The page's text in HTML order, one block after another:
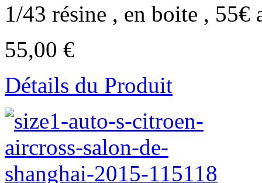
1/43 résine , en boite , 55€
55,00 €
Détails du Produit